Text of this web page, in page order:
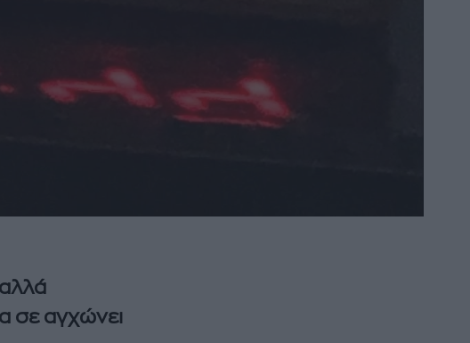
σε αγχώνει